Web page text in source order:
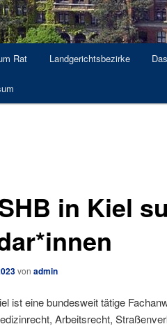
Rat Landgerichtsbezirke
in Kiel
von admin
ist eine bundesweit tätige
Arbeitsrecht,